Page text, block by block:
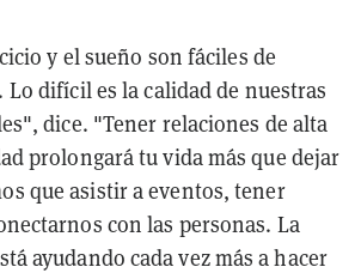
y el sueño son fáciles de
difícil es la calidad de nuestras
dice. "Tener relaciones de alta
prolongará tu vida más que dejar
que asistir a eventos, tener
con las personas. La
ayudando cada vez más a hacer